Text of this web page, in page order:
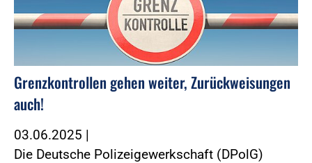
Grenzkontrollen gehen weiter, Zurückweisungen
auch!
03.06.2025 |
Die Deutsche Polizeigewerkschaft (DPolG)